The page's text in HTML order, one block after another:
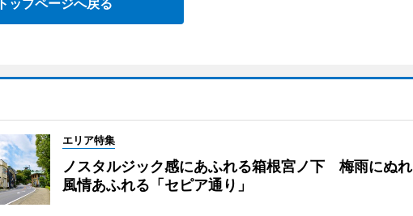
ップページへ戻る
エリア特集
ノスタルジック感にあふれる箱根宮ノ下 梅雨にぬれ
風情あふれる「セピア通り」